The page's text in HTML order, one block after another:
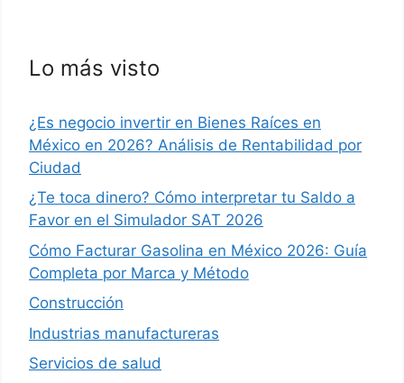
Lo más visto
¿Es negocio invertir en Bienes Raíces en
México en 2026? Análisis de Rentabilidad por
Ciudad
¿Te toca dinero? Cómo interpretar tu Saldo a
Favor en el Simulador SAT 2026
Cómo Facturar Gasolina en México 2026: Guía
Completa por Marca y Método
Construcción
Industrias manufactureras
Servicios de salud